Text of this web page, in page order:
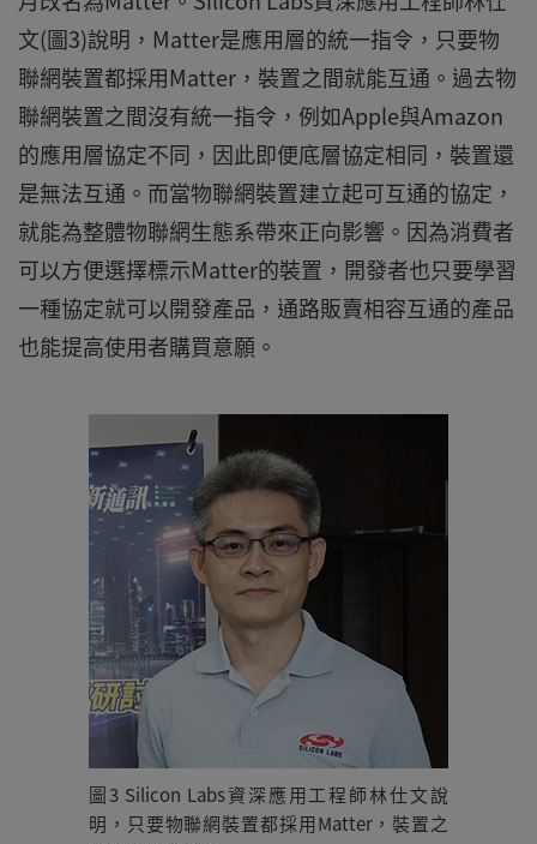
文(圖3)說明，Matter是應用層的統一指令，只要物
聯網裝置都採用Matter，裝置之間就能互通。過去物
聯網裝置之間沒有統一指令，例如Apple與Amazon
的應用層協定不同，因此即便底層協定相同，裝置還
是無法互通。而當物聯網裝置建立起可互通的協定，
就能為整體物聯網生態系帶來正向影響。因為消費者
可以方便選擇標示Matter的裝置，開發者也只要學習
一種協定就可以開發產品，通路販賣相容互通的產品
也能提高使用者購買意願。
圖3 Silicon Labs資深應用工程師林仕文說
明，只要物聯網裝置都採用Matter，裝置之